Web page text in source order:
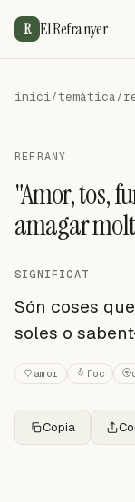
R El Refranyer
inici/temàtica/
REFRANY
"Amor, tos,
amagar
SIGNIFICAT
Són coses
soles o
amor foc
Copia